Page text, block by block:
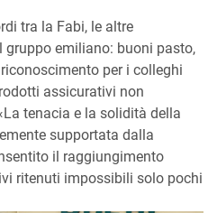
tra la Fabi, le altre
emiliano: buoni pasto,
per i colleghi
assicurativi non
tenacia e la solidità della
supportata dalla
il raggiungimento
ritenuti impossibili solo pochi